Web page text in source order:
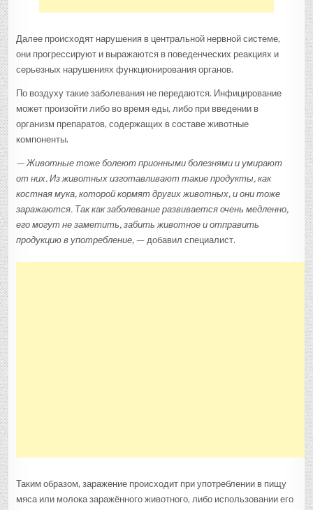
Далее происходят нарушения в центральной нервной системе,
они прогрессируют и выражаются в поведенческих реакциях и
серьезных нарушениях функционирования органов.
По воздуху такие заболевания не передаются. Инфицирование
может произойти либо во время еды, либо при введении в
организм препаратов, содержащих в составе животные
компоненты.
— Животные тоже болеют прионными болезнями и умирают
от них. Из животных изготавливают такие продукты, как
костная мука, которой кормят других животных, и они тоже
заражаются. Так как заболевание развивается очень медленно,
его могут не заметить, забить животное и отправить
продукцию в употребление, — добавил специалист.
Таким образом, заражение происходит при употреблении в пищу
мяса или молока заражённого животного, либо использовании его